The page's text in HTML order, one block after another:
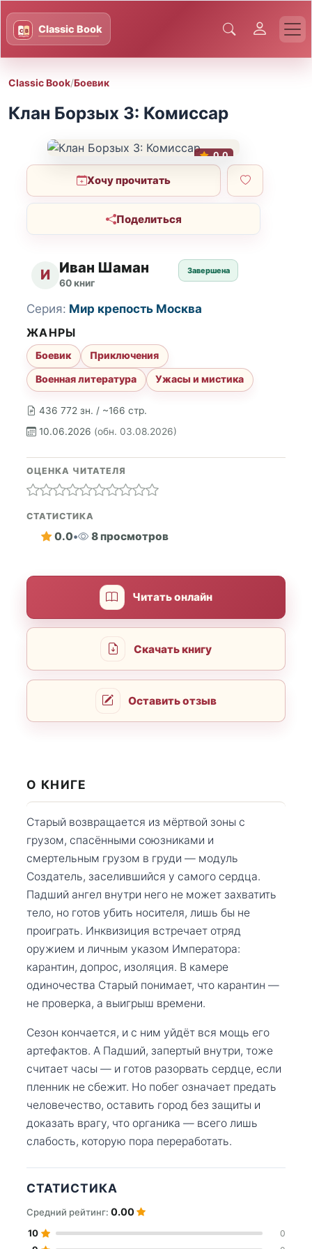
Classic Book/Боевик
Клан Борзых 3: Комиссар
0.0
Хочу прочитать
Поделиться
И Иван Шаман
60 книг
Завершена
436 772 зн. / ~166 стр.
10.06.2026 (обн. 03.08.2026)
Серия: Мир крепость Москва
ЖАНРЫ
Боевик
Приключения
Военная литература
Ужасы и мистика
ОЦЕНКА ЧИТАТЕЛЯ
СТАТИСТИКА
0.0• 8 просмотров
Читать онлайн
Скачать книгу
Оставить отзыв
О КНИГЕ
Старый возвращается из мёртвой зоны с
грузом, спасёнными союзниками и
смертельным грузом в груди — модуль
Создатель, заселившийся у самого сердца.
Падший ангел внутри него не может захватить
тело, но готов убить носителя, лишь бы не
проиграть. Инквизиция встречает отряд
оружием и личным указом Императора:
карантин, допрос, изоляция. В камере
одиночества Старый понимает, что карантин —
не проверка, а выигрыш времени.
Сезон кончается, и с ним уйдёт вся мощь его
артефактов. А Падший, запертый внутри, тоже
считает часы — и готов разорвать сердце, если
пленник не сбежит. Но побег означает предать
человечество, оставить город без защиты и
доказать врагу, что органика — всего лишь
слабость, которую пора переработать.
СТАТИСТИКА
Средний рейтинг: 0.00
10 0